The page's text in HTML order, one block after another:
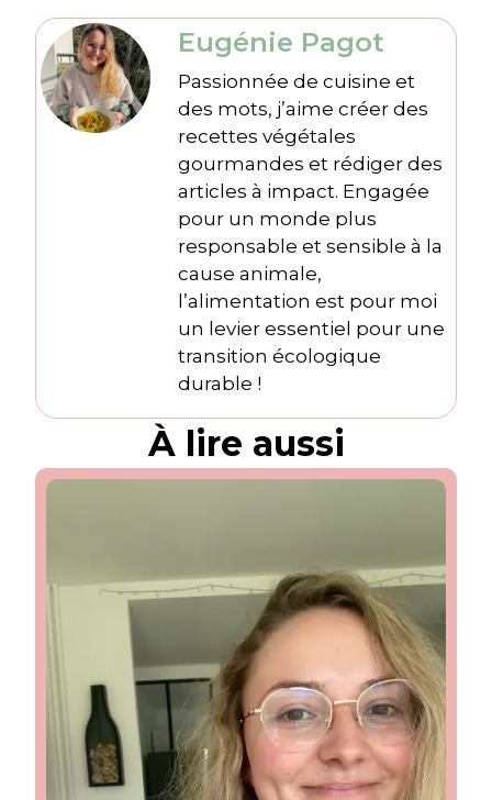
Eugénie Pagot
Passionnée de cuisine et
des mots, j’aime créer des
recettes végétales
gourmandes et rédiger des
articles à impact. Engagée
pour un monde plus
responsable et sensible à la
cause animale,
l’alimentation est pour moi
un levier essentiel pour une
transition écologique
durable !
À lire aussi